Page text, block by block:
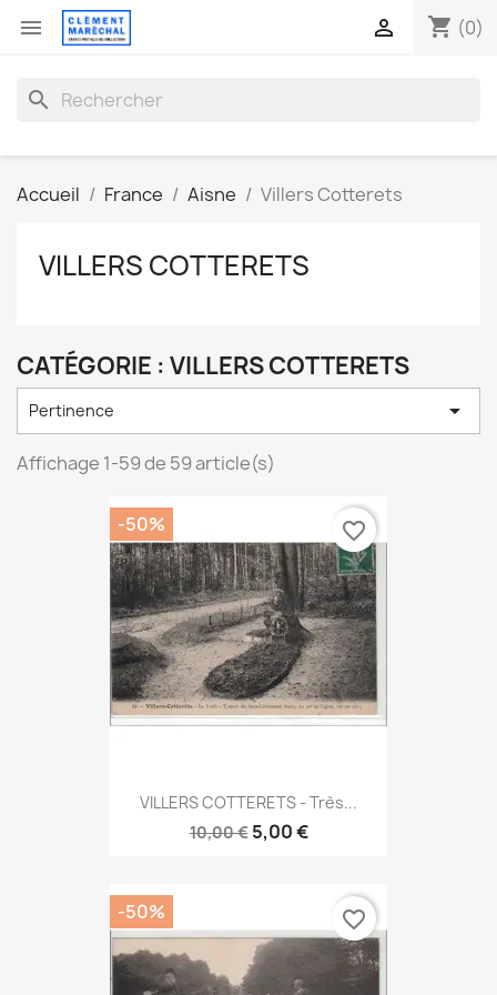
 shopping_cart (0)

search
Accueil France Aisne Villers Cotterets
VILLERS COTTERETS
CATÉGORIE : VILLERS COTTERETS
Pertinence 
Affichage 1-59 de 59 article(s)
VILLERS COTTERETS - Très...
10,00 € 5,00 €
-50% favorite_border
-50% favorite_border